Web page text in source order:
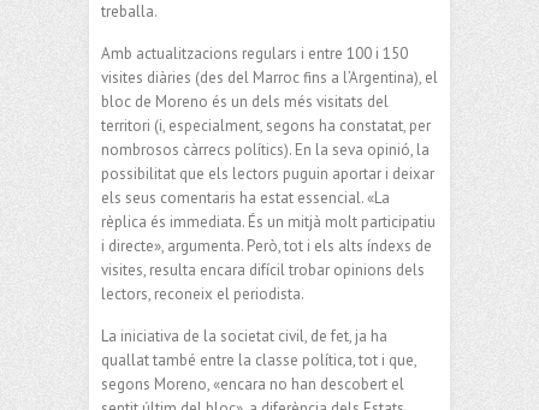
treballa.
Amb actualitzacions regulars i entre 100 i 150
visites diàries (des del Marroc fins a l’Argentina), el
bloc de Moreno és un dels més visitats del
territori (i, especialment, segons ha constatat, per
nombrosos càrrecs polítics). En la seva opinió, la
possibilitat que els lectors puguin aportar i deixar
els seus comentaris ha estat essencial. «La
rèplica és immediata. És un mitjà molt participatiu
i directe», argumenta. Però, tot i els alts índexs de
visites, resulta encara difícil trobar opinions dels
lectors, reconeix el periodista.
La iniciativa de la societat civil, de fet, ja ha
quallat també entre la classe política, tot i que,
segons Moreno, «encara no han descobert el